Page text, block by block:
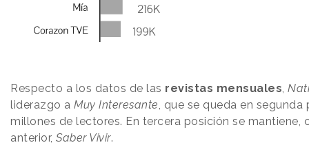
Respecto a los datos de las revistas mensuales
liderazgo a Muy Interesante , que se queda en
millones de lectores. En tercera posición se mantiene,
anterior, Saber Vivir.